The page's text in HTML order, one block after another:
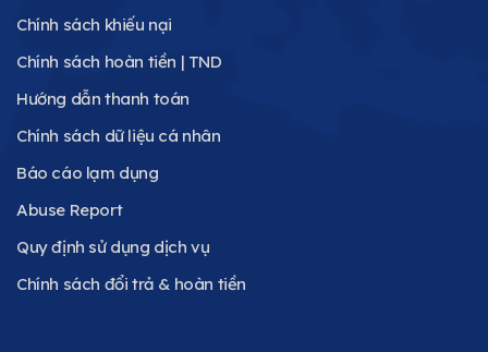
Chính sách khiếu nại
Chính sách hoàn tiền | TND
Hướng dẫn thanh toán
Chính sách dữ liệu cá nhân
Báo cáo lạm dụng
Abuse Report
Quy định sử dụng dịch vụ
Chính sách đổi trả & hoàn tiền